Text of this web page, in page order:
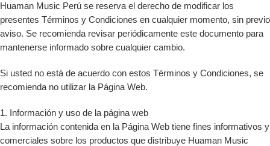
Huaman Music Perú se reserva el derecho de modificar los
presentes Términos y Condiciones en cualquier momento, sin previo
aviso. Se recomienda revisar periódicamente este documento para
mantenerse informado sobre cualquier cambio.
Si usted no está de acuerdo con estos Términos y Condiciones, se
recomienda no utilizar la Página Web.
1. Información y uso de la página web
La información contenida en la Página Web tiene fines informativos y
comerciales sobre los productos que distribuye Huaman Music